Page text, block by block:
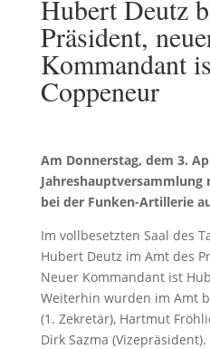
Hubert Deutz
Präsident,
Kommandant
Coppeneur
Am Donnerstag, dem 3.
bei der Funken-Artillerie
Im vollbesetzten Saal des
Hubert Deutz im Amt des
Neuer Kommandant ist
Weiterhin wurden im Amt
(1. Zekretär), Hartmut
Dirk Sazma (Vizepräsident).